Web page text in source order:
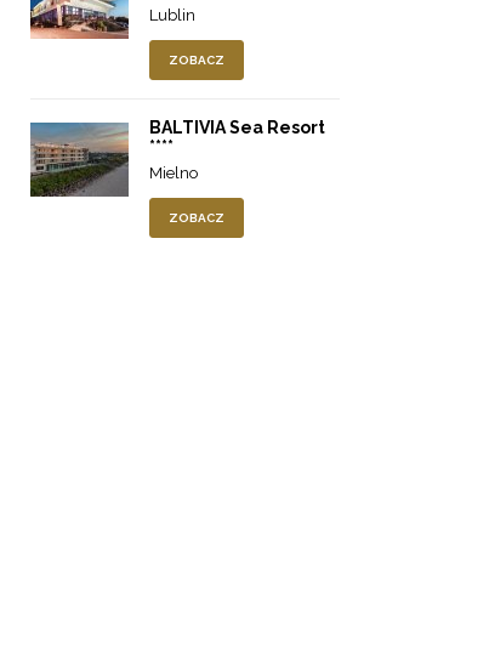
Lublin
ZOBACZ
BALTIVIA Sea Resort
****
Mielno
ZOBACZ